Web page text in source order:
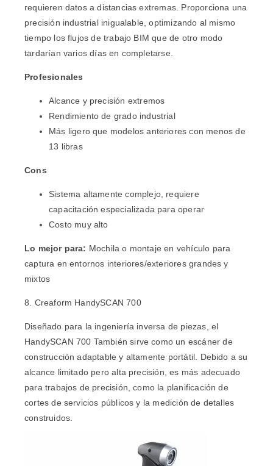
requieren datos a distancias extremas. Proporciona una
precisión industrial inigualable, optimizando al mismo
tiempo los flujos de trabajo BIM que de otro modo
tardarían varios días en completarse.
Profesionales
Alcance y precisión extremos
Rendimiento de grado industrial
Más ligero que modelos anteriores con menos de
13 libras
Cons
Sistema altamente complejo, requiere
capacitación especializada para operar
Costo muy alto
Lo mejor para: Mochila o montaje en vehículo para
captura en entornos interiores/exteriores grandes y
mixtos
8. Creaform HandySCAN 700
Diseñado para la ingeniería inversa de piezas, el
HandySCAN 700 También sirve como un escáner de
construcción adaptable y altamente portátil. Debido a su
alcance limitado pero alta precisión, es más adecuado
para trabajos de precisión, como la planificación de
cortes de servicios públicos y la medición de detalles
construidos.